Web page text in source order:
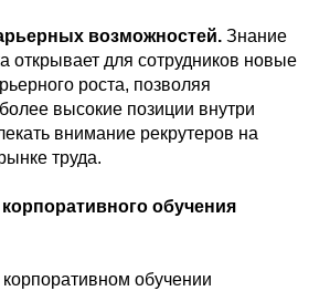
возможностей. Знание
открывает для сотрудников новые
роста, позволяя
высокие позиции внутри
внимание рекрутеров на
труда.
обучения
корпоративном обучении